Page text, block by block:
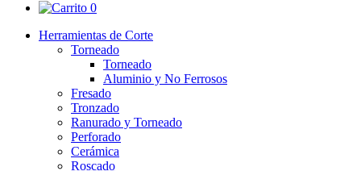
0
Herramientas de Corte
Torneado
Torneado
Aluminio y No Ferrosos
Fresado
Tronzado
Ranurado y Torneado
Perforado
Cerámica
Roscado